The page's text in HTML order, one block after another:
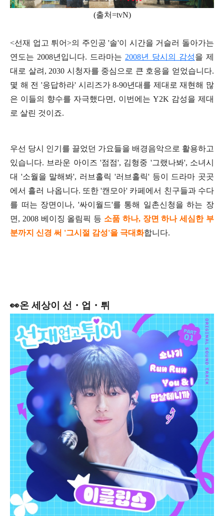
(출처=tvN)
<선재 업고 튀어>의 주인공 '솔'이 시간을 거슬러 돌아가는
연도는 2008년입니다. 드라마는 2008년 당시의 감성을 제
대로 살려, 2030 시청자를 중심으로 큰 호응을 얻었습니다.
몇 해 전 '응답하라' 시리즈가 8-90년대를 제대로 재현해 많
은 이들의 향수를 자극했다면, 이번에는 Y2K 감성을 제대
로 살린 것이죠.
우선 당시 인기를 끌었던 가요들을 배경음악으로 활용하고
있습니다. 브라운 아이즈 '점점', 김형중 '그랬나봐', 소녀시
대 '소월을 말해봐', 러브홀릭 '러브홀릭' 등이 드라마 곳곳
에서 흘러 나옵니다. 또한 '캔모아' 카페에서 친구들과 수다
를 떠는 장면이나, '싸이월드'를 통해 일촌신청을 하는 장
면, 2008 베이징 올림픽 등 소품 하나, 장면 하나 세심한 부
분까지 신경 써 '그시절 감성'을 극대화합니다.
👀온 세상이 선・업・튀